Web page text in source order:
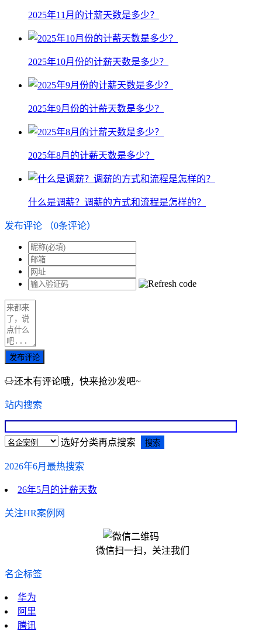
2025年11月的计薪天数是多少？
2025年10月份的计薪天数是多少？
2025年9月份的计薪天数是多少？
2025年8月的计薪天数是多少？
什么是调薪？调薪的方式和流程是怎样的？
发布评论 （0条评论）
发布评论
还木有评论哦，快来抢沙发吧~
站内搜索
选好分类再点搜索
2026年6月最热搜索
26年5月的计薪天数
关注HR案例网
微信扫一扫，关注我们
名企标签
华为
阿里
腾讯